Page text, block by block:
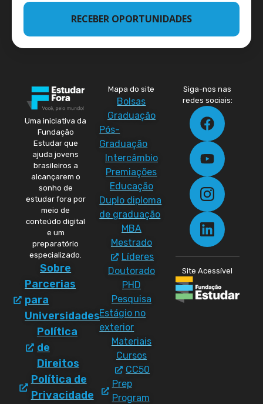
RECEBER OPORTUNIDADES
Uma iniciativa da
Fundação
Estudar que
ajuda jovens
brasileiros a
alcançarem o
sonho de
estudar fora por
meio de
conteúdo digital
e um
preparatório
especializado.
Sobre
Parcerias
para
Universidades
Política
de
Direitos
Política de
Privacidade
Mapa do site
Bolsas
Graduação
Pós-
Graduação
Intercâmbio
Premiações
Educação
Duplo diploma
de graduação
MBA
Mestrado
Líderes
Doutorado
PHD
Pesquisa
Estágio no
exterior
Materiais
Cursos
CC50
Prep
Program
Siga-nos nas
redes sociais:
Site Acessível